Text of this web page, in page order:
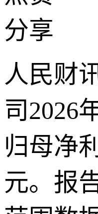
分享
人民财
司2026
归母净
元。报